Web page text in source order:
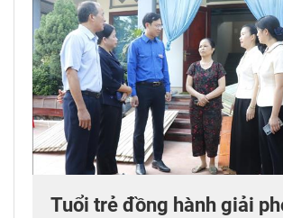
Tuổi trẻ đồng hành giải